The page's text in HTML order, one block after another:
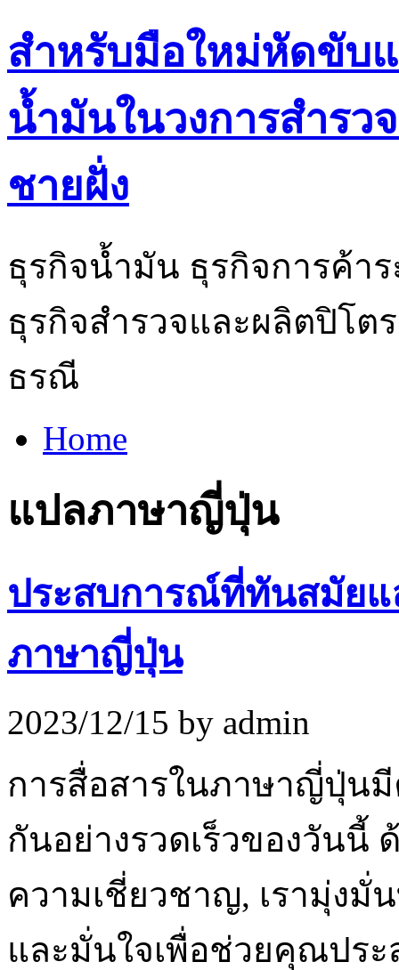
สำหรับมือใหม่หัดขับ
น้ำมันในวงการสำรว
ชายฝั่ง
ธุรกิจน้ำมัน ธุรกิจการค้า
ธุรกิจสำรวจและผลิตปิโต
ธรณี
Home
แปลภาษาญี่ปุ่น
ประสบการณ์ที่ทันสมัยแ
ภาษาญี่ปุ่น
2023/12/15 by admin
การสื่อสารในภาษาญี่ปุ่น
กันอย่างรวดเร็วของวัน
ความเชี่ยวชาญ, เรามุ่ง
และมั่นใจเพื่อช่วยคุณปร